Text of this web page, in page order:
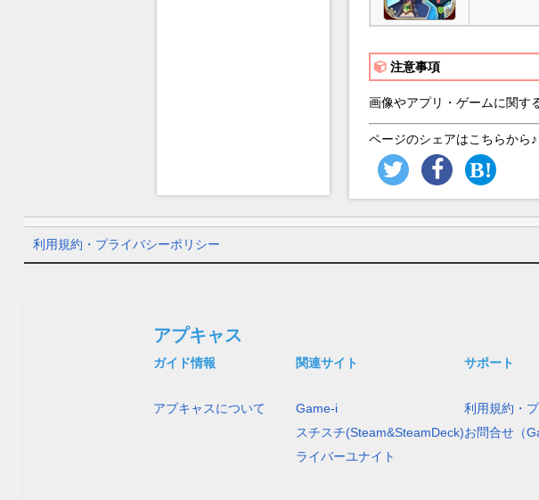
注意事項
画像やアプリ・ゲームに関す
ページのシェアはこちらから♪
利用規約・プライバシーポリシー
アプキャス
ガイド情報
アプキャスについて
関連サイト
Game-i
スチスチ(Steam&SteamDeck)
ライバーユナイト
サポート
利用規約・
お問合せ（